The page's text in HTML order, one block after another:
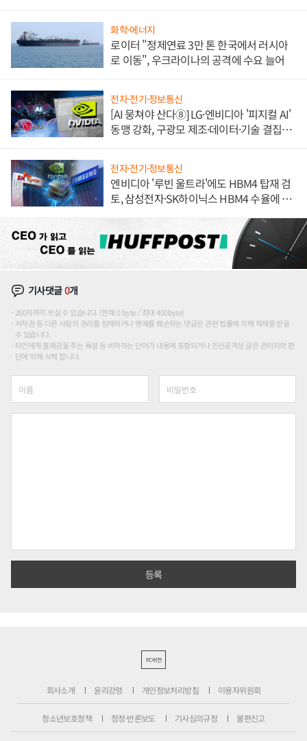
화학·에너지
로이터 "정제연료 3만 톤 한국에서 러시아
로 이동", 우크라이나의 공격에 수요 늘어
전자·전기·정보통신
[AI 뭉쳐야 산다⑧] LG·엔비디아 '피지컬 AI'
동맹 강화, 구광모 제조·데이터·기술 결집
전자·전기·정보통신
엔비디아 '루빈 울트라'에도 HBM4 탑재 검
토, 삼성전자·SK하이닉스 HBM4 수율에 주
기사댓글0개
200자까지 쓰실 수 있습니다. (현재 0 byte / 최대 400byte)
저작권 등 다른 사람의 권리를 침해하거나 명예를 훼손하는 댓글은 관련 법률에 의해 제재를 받을
수 있습니다.
타인에게 불쾌감을 주는 욕설 등 비하하는 단어가 내용에 포함되거나 인신공격성 글은 관리자의 판
단에 의해 삭제 합니다.
PC버전
회사소개 윤리강령 개인정보처리방침 이용자위원회
청소년보호정책 정정·반론보도 기사심의규정 불편신고